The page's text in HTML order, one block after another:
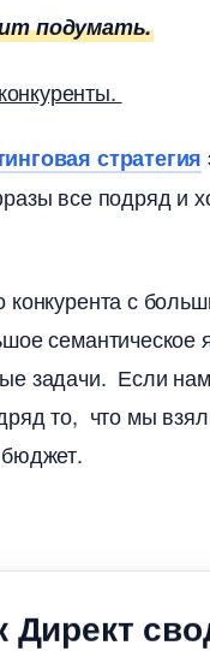
подумать.
стратегия
все подряд и
конкурента с
семантическое
задачи. Если
то, что мы
Директ